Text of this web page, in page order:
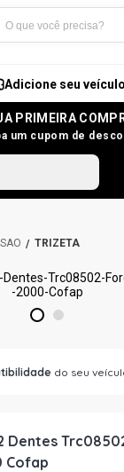
Adicione seu veículo
PRIMEIRA
um cupom de
TRIZETA
1 2
do seu
Dentes
Cofap